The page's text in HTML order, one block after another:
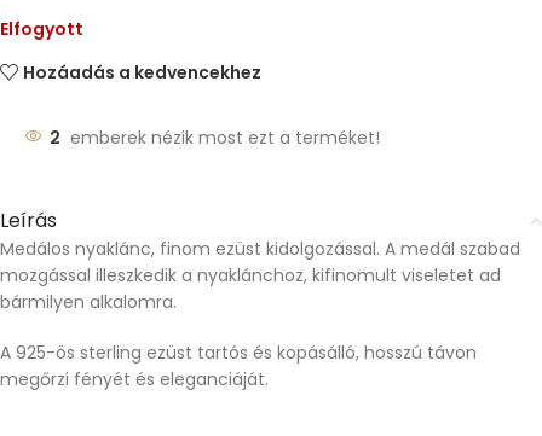
Elfogyott
Hozáadás a kedvencekhez
2 emberek nézik most ezt a terméket!
Leírás
Medálos nyaklánc, finom ezüst kidolgozással. A medál szabad
mozgással illeszkedik a nyaklánchoz, kifinomult viseletet ad
bármilyen alkalomra.
A 925-ös sterling ezüst tartós és kopásálló, hosszú távon
megőrzi fényét és eleganciáját.